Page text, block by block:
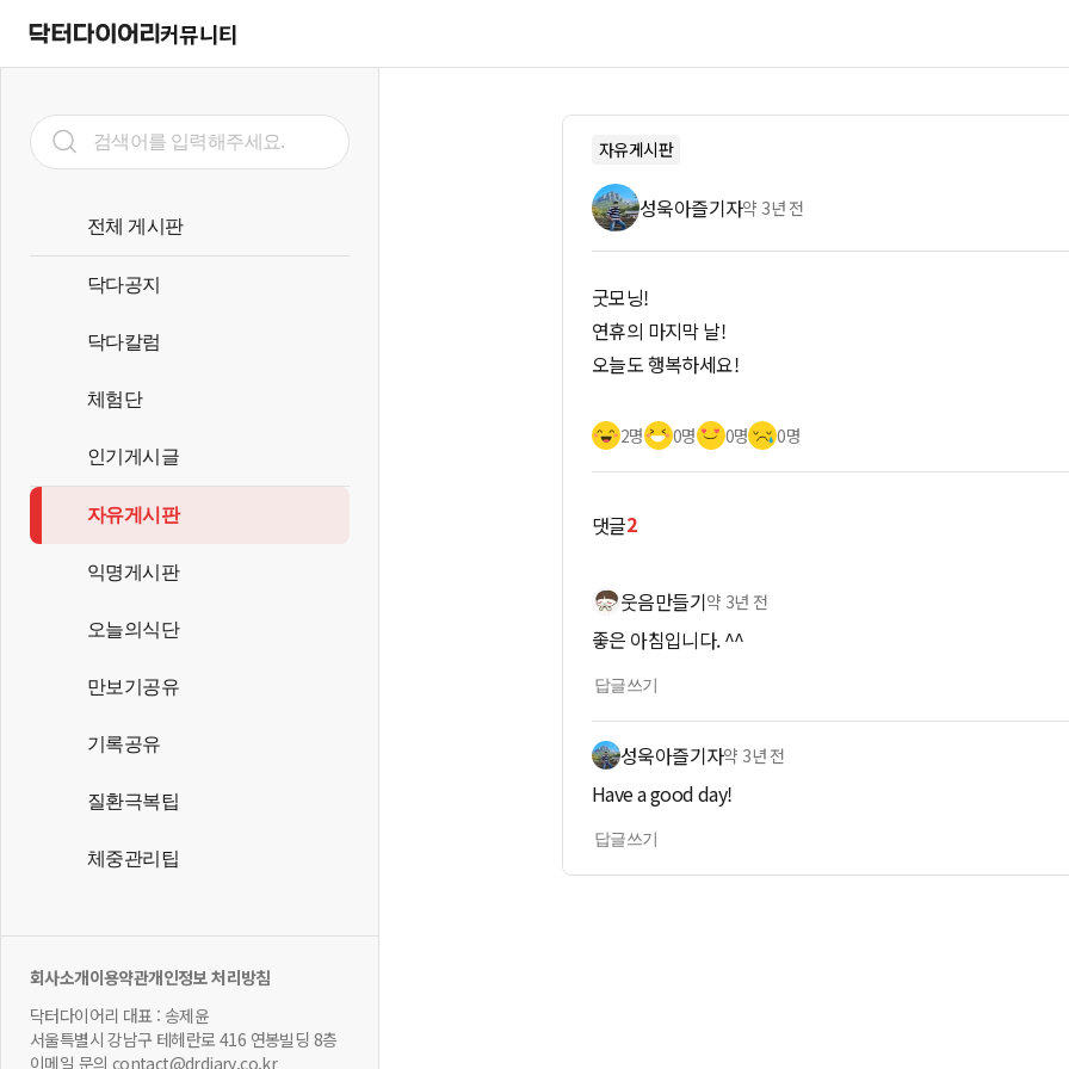
커뮤니티
전체 게시판
닥다공지
닥다칼럼
체험단
인기게시글
자유게시판
익명게시판
오늘의식단
만보기공유
기록공유
질환극복팁
체중관리팁
회사소개이용약관개인정보 처리방침
닥터다이어리 대표 : 송제윤
서울특별시 강남구 테헤란로 416 연봉빌딩 8층
이메일 문의 contact@drdiary.co.kr
자유게시판
성욱아즐기자약 3년 전
굿모닝!
연휴의 마지막 날!
오늘도 행복하세요!
2명 0명 0명 0명
댓글2
웃음만들기약 3년 전
좋은 아침입니다. ^^
답글쓰기
성욱아즐기자약 3년 전
Have a good day!
답글쓰기